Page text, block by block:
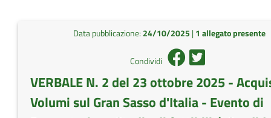
Data pubblicazione: 24/10/2025 |1 allegato presente
Condividi
VERBALE N. 2 del 23 ottobre 2025 -
Volumi sul Gran Sasso d'Italia - Evento di